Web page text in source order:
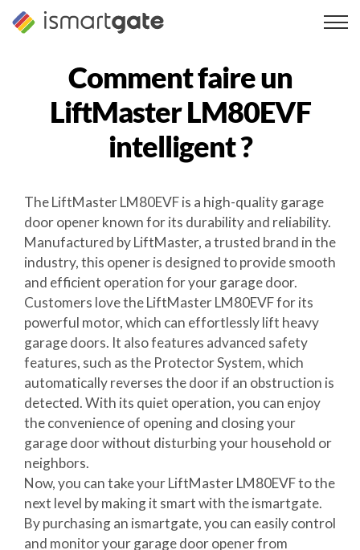
Skip
Comment faire un
LiftMaster LM80EVF
intelligent ?
The LiftMaster LM80EVF is a high-quality garage
door opener known for its durability and reliability.
Manufactured by LiftMaster, a trusted brand in the
industry, this opener is designed to provide smooth
and efficient operation for your garage door.
Customers love the LiftMaster LM80EVF for its
powerful motor, which can effortlessly lift heavy
garage doors. It also features advanced safety
features, such as the Protector System, which
automatically reverses the door if an obstruction is
detected. With its quiet operation, you can enjoy
the convenience of opening and closing your
garage door without disturbing your household or
neighbors.
Now, you can take your LiftMaster LM80EVF to the
next level by making it smart with the ismartgate.
By purchasing an ismartgate, you can easily control
and monitor your garage door opener from